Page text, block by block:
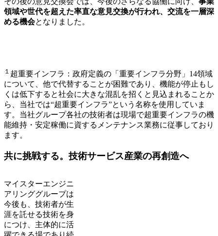
領域や世代を超えた率直な意見交換が行われ、交流を一層深
める機会となりました。
１ 超重要インフラ：政府定義の「重要インフラ分野」14領域
について、他で代替することが困難であり、機能が停止もし
くは低下すると社会に大きな混乱を招くと見込まれることか
ら、当社では“超重要インフラ”という名称を使用していま
す。当社グループ各社の技術者は現場で超重要インフラの機
能維持・安定稼働に資するメンテナンス業務に従事しており
ます。
共に挑戦する。技術サービス産業の再創造へ
マイスターエンジニ
アリンググループは
今後も、技術者が生
涯を託せる技術を身
につけ、主体的に活